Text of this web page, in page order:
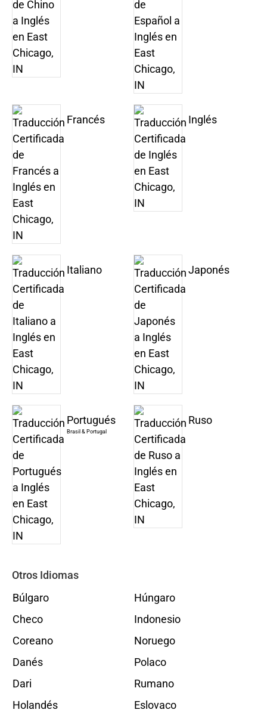
Francés Inglés
Italiano Japonés
Portugués
Brasil & Portugal
Ruso
Otros Idiomas
Búlgaro
Checo
Coreano
Danés
Dari
Holandés
Húngaro
Indonesio
Noruego
Polaco
Rumano
Eslovaco